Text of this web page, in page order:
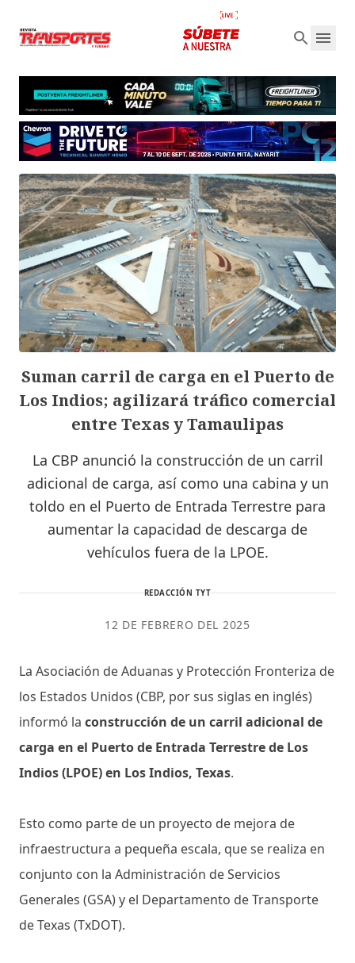
Suman carril de carga en el Puerto de
Los Indios; agilizará tráfico comercial
entre Texas y Tamaulipas
La CBP anunció la construcción de un carril
adicional de carga, así como una cabina y un
toldo en el Puerto de Entrada Terrestre para
aumentar la capacidad de descarga de
vehículos fuera de la LPOE.
REDACCIÓN TYT
12 DE FEBRERO DEL 2025
La Asociación de Aduanas y Protección Fronteriza de
los Estados Unidos (CBP, por sus siglas en inglés)
informó la construcción de un carril adicional de
carga en el Puerto de Entrada Terrestre de Los
Indios (LPOE) en Los Indios, Texas.
Esto como parte de un proyecto de mejora de
infraestructura a pequeña escala, que se realiza en
conjunto con la Administración de Servicios
Generales (GSA) y el Departamento de Transporte
de Texas (TxDOT).